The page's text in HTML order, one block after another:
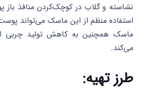
نشاسته و گلاب در کوچک‌کردن منافذ
استفاده منظم از این ماسک می‌تواند
ماسک همچنین به کاهش تولید
می‌کند.
طرز تهیه: